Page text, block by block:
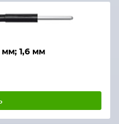
мм; 1,6 мм